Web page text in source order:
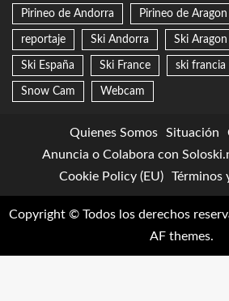
Pirineo de Andorra Pirineo de Aragon
reportaje Ski Andorra Ski Aragon
Ski España Ski France ski francia
Snow Cam Webcam
Quienes Somos Situación
Anuncia o Colabora con
Cookie Policy (EU)
Términos
Copyright © Todos los derechos
AF themes.